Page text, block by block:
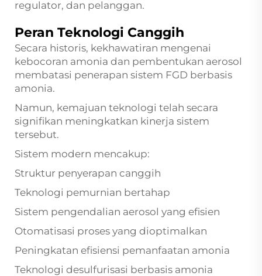
regulator, dan pelanggan.
Peran Teknologi Canggih
Secara historis, kekhawatiran mengenai
kebocoran amonia dan pembentukan aerosol
membatasi penerapan sistem FGD berbasis
amonia.
Namun, kemajuan teknologi telah secara
signifikan meningkatkan kinerja sistem
tersebut.
Sistem modern mencakup:
Struktur penyerapan canggih
Teknologi pemurnian bertahap
Sistem pengendalian aerosol yang efisien
Otomatisasi proses yang dioptimalkan
Peningkatan efisiensi pemanfaatan amonia
Teknologi desulfurisasi berbasis amonia